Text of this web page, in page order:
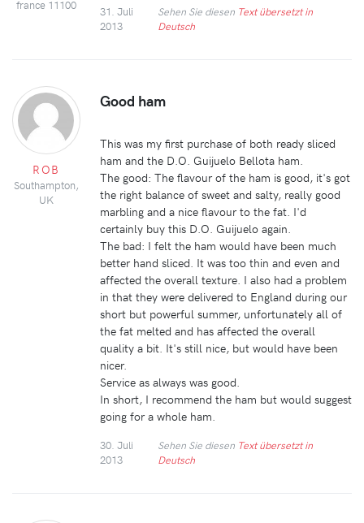
france 11100
31. Juli
2013
Sehen Sie diesen Text übersetzt in
Deutsch
ROB
Southampton,
UK
Good ham
This was my first purchase of both ready sliced
ham and the D.O. Guijuelo Bellota ham.
The good: The flavour of the ham is good, it's got
the right balance of sweet and salty, really good
marbling and a nice flavour to the fat. I'd
certainly buy this D.O. Guijuelo again.
The bad: I felt the ham would have been much
better hand sliced. It was too thin and even and
affected the overall texture. I also had a problem
in that they were delivered to England during our
short but powerful summer, unfortunately all of
the fat melted and has affected the overall
quality a bit. It's still nice, but would have been
nicer.
Service as always was good.
In short, I recommend the ham but would suggest
going for a whole ham.
30. Juli
2013
Sehen Sie diesen Text übersetzt in
Deutsch